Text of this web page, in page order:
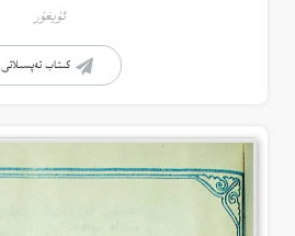
ئۇيغۇر
كىتاب تەپسىلاتى